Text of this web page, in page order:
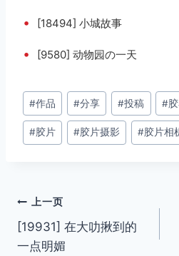
• [18494] 小城故事
• [9580] 动物园の一天
文
章
标
#作品 #分享 #投稿 #
#胶片 #胶片摄影 #胶片相
文
章
上一页
[19931] 在大叻揪到的
一点明媚